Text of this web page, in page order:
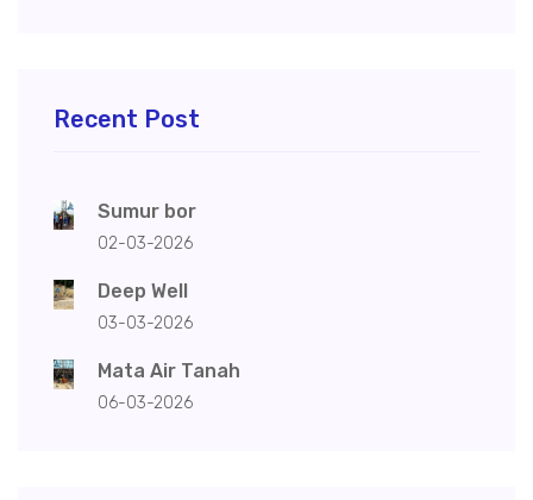
Recent Post
Sumur bor
02-03-2026
Deep Well
03-03-2026
Mata Air Tanah
06-03-2026